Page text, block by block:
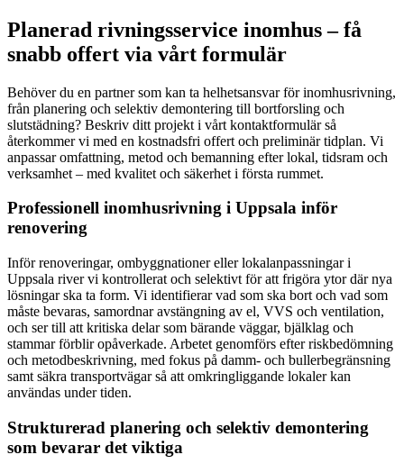
Planerad rivningsservice inomhus – få
snabb offert via vårt formulär
Behöver du en partner som kan ta helhetsansvar för inomhusrivning,
från planering och selektiv demontering till bortforsling och
slutstädning? Beskriv ditt projekt i vårt kontaktformulär så
återkommer vi med en kostnadsfri offert och preliminär tidplan. Vi
anpassar omfattning, metod och bemanning efter lokal, tidsram och
verksamhet – med kvalitet och säkerhet i första rummet.
Professionell inomhusrivning i Uppsala inför
renovering
Inför renoveringar, ombyggnationer eller lokalanpassningar i
Uppsala river vi kontrollerat och selektivt för att frigöra ytor där nya
lösningar ska ta form. Vi identifierar vad som ska bort och vad som
måste bevaras, samordnar avstängning av el, VVS och ventilation,
och ser till att kritiska delar som bärande väggar, bjälklag och
stammar förblir opåverkade. Arbetet genomförs efter riskbedömning
och metodbeskrivning, med fokus på damm- och bullerbegränsning
samt säkra transportvägar så att omkringliggande lokaler kan
användas under tiden.
Strukturerad planering och selektiv demontering
som bevarar det viktiga